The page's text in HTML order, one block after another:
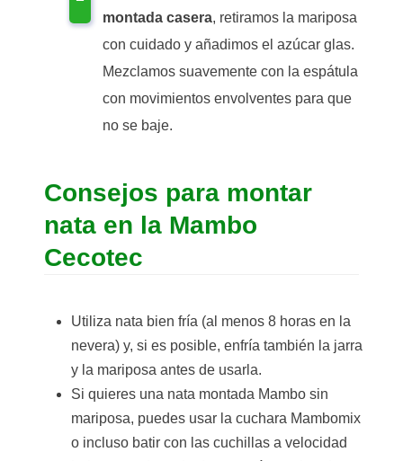
montada casera, retiramos la mariposa
con cuidado y añadimos el azúcar glas.
Mezclamos suavemente con la espátula
con movimientos envolventes para que
no se baje.
Consejos para montar
nata en la Mambo
Cecotec
Utiliza nata bien fría (al menos 8 horas en la
nevera) y, si es posible, enfría también la jarra
y la mariposa antes de usarla.
Si quieres una nata montada Mambo sin
mariposa, puedes usar la cuchara Mambomix
o incluso batir con las cuchillas a velocidad